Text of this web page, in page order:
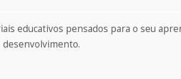
educativos pensados para o seu
desenvolvimento.